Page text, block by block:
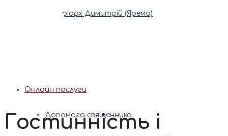
Патріарх Димитрій (Ярема)
Онлайн послуги
Допомога священника
Гостинність і